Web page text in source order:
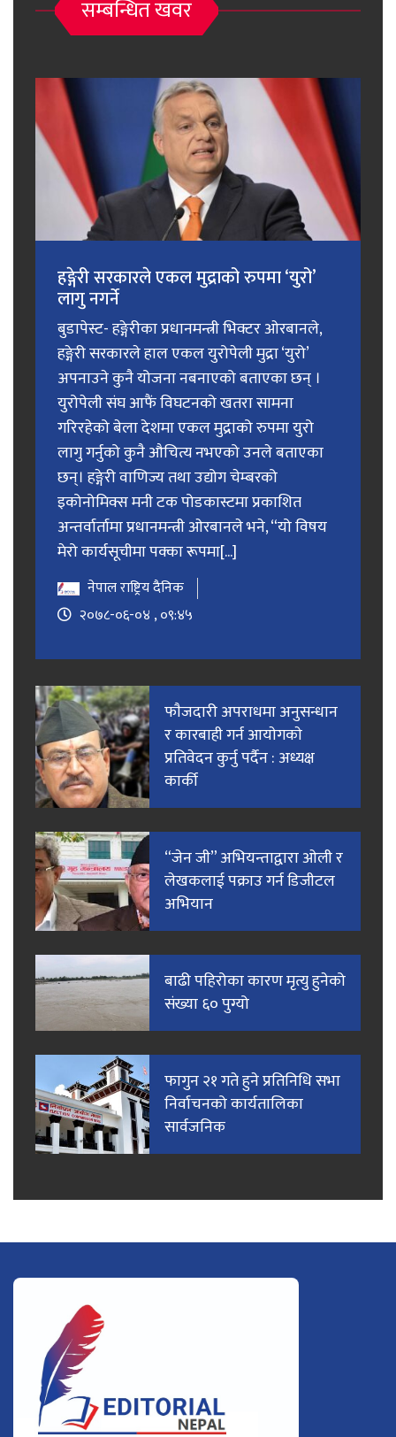
सम्बन्धित खवर
हङ्गेरी सरकारले एकल मुद्राको रुपमा ‘युरो’
लागु नगर्ने
बुडापेस्ट- हङ्गेरीका प्रधानमन्त्री भिक्टर ओरबानले,
हङ्गेरी सरकारले हाल एकल युरोपेली मुद्रा ‘युरो’
अपनाउने कुनै योजना नबनाएको बताएका छन् ।
युरोपेली संघ आफैं विघटनको खतरा सामना
गरिरहेको बेला देशमा एकल मुद्राको रुपमा युरो
लागु गर्नुको कुनै औचित्य नभएको उनले बताएका
छन्। हङ्गेरी वाणिज्य तथा उद्योग चेम्बरको
इकोनोमिक्स मनी टक पोडकास्टमा प्रकाशित
अन्तर्वार्तामा प्रधानमन्त्री ओरबानले भने, “यो विषय
मेरो कार्यसूचीमा पक्का रूपमा[...]
नेपाल राष्ट्रिय दैनिक
२०७८-०६-०४ , ०९:४५
फाैजदारी अपराधमा अनुसन्धान
र कारबाही गर्न आयाेगकाे
प्रतिवेदन कुर्नु पर्दैन : अध्यक्ष
कार्की
“जेन जी” अभियन्ताद्वारा ओली र
लेखकलाई पक्राउ गर्न डिजीटल
अभियान
बाढी पहिरोका कारण मृत्यु हुनेको
संख्या ६० पुग्यो
फागुन २१ गते हुने प्रतिनिधि सभा
निर्वाचनको कार्यतालिका
सार्वजनिक